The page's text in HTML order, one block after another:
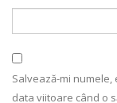
Salvează-mi
data viitoare când o